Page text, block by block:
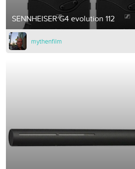
SENNHEISER G4 evolution 112
mythenfilm